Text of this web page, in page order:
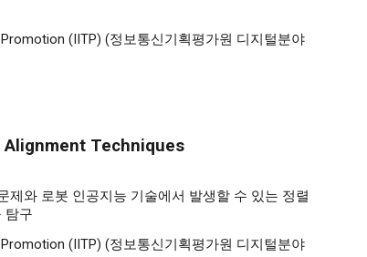
(IITP) (정보통신기획평가원 디지털분야
Alignment Techniques
와 로봇 인공지능 기술에서 발생할 수 있는 정렬
탐구
(IITP) (정보통신기획평가원 디지털분야